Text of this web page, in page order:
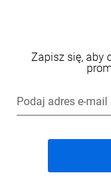
Zapisz się, aby
Podaj adres e-mail